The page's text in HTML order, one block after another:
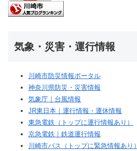
気象・災害・運行情報
川崎市防災情報ポータル
神奈川県防災・災害情報
気象庁｜台風情報
JR東日本｜運行情報・運休情報
東急電鉄（トップに運行情報あり）
京急電鉄｜鉄道運行情報
川崎市バス（トップに緊急情報あり）